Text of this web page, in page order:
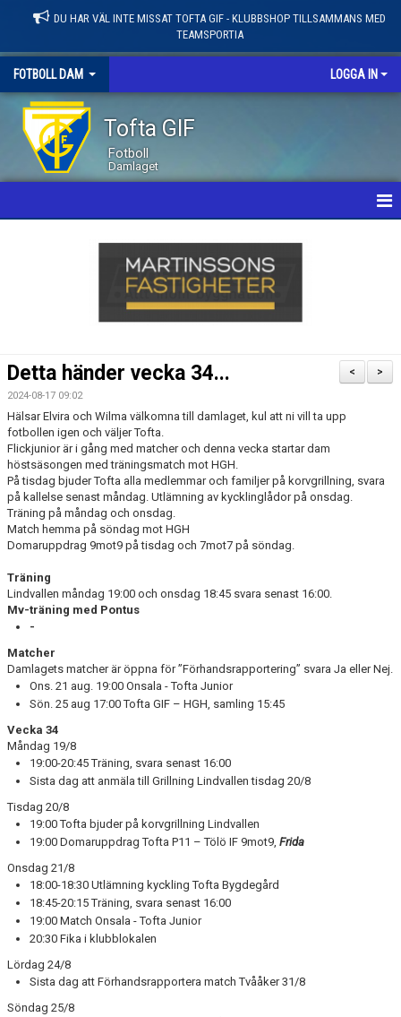
DU HAR VÄL INTE MISSAT TOFTA GIF - KLUBBSHOP TILLSAMMANS MED
TEAMSPORTIA
FOTBOLL DAM LOGGA IN
Tofta GIF
Fotboll
Damlaget
LEDARE / TRUPP
BILDGALLERI
DOKUMENT
>
<
Detta händer vecka 34...
2024-08-17 09:02
Hälsar Elvira och Wilma välkomna till damlaget, kul att ni vill ta upp
fotbollen igen och väljer Tofta.
Flickjunior är i gång med matcher och denna vecka startar dam
höstsäsongen med träningsmatch mot HGH.
På tisdag bjuder Tofta alla medlemmar och familjer på korvgrillning, svara
på kallelse senast måndag. Utlämning av kycklinglådor på onsdag.
Träning på måndag och onsdag.
Match hemma på söndag mot HGH
Domaruppdrag 9mot9 på tisdag och 7mot7 på söndag.
Träning
Lindvallen måndag 19:00 och onsdag 18:45 svara senast 16:00.
Mv-träning med Pontus
-
Matcher
Damlagets matcher är öppna för ”Förhandsrapportering” svara Ja eller Nej.
Ons. 21 aug. 19:00 Onsala - Tofta Junior
Sön. 25 aug 17:00 Tofta GIF – HGH, samling 15:45
Vecka 34
Måndag 19/8
19:00-20:45 Träning, svara senast 16:00
Sista dag att anmäla till Grillning Lindvallen tisdag 20/8
Tisdag 20/8
19:00 Tofta bjuder på korvgrillning Lindvallen
19:00 Domaruppdrag Tofta P11 – Tölö IF 9mot9, Frida
Onsdag 21/8
18:00-18:30 Utlämning kyckling Tofta Bygdegård
18:45-20:15 Träning, svara senast 16:00
19:00 Match Onsala - Tofta Junior
20:30 Fika i klubblokalen
Lördag 24/8
Sista dag att Förhandsrapportera match Tvååker 31/8
Söndag 25/8